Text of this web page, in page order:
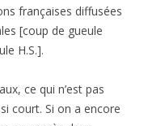
françaises diffusées
[coup de gueule
H.S.].
ce qui n’est pas
court. Si on a encore